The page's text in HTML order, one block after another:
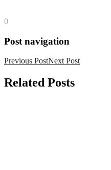
0
Post navigation
Previous PostNext Post
Related Posts